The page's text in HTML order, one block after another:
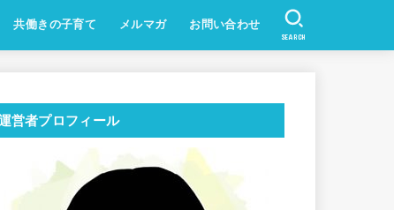
共働きの子育て メルマガ お問い合わせ
SEARCH
営者プロフィール